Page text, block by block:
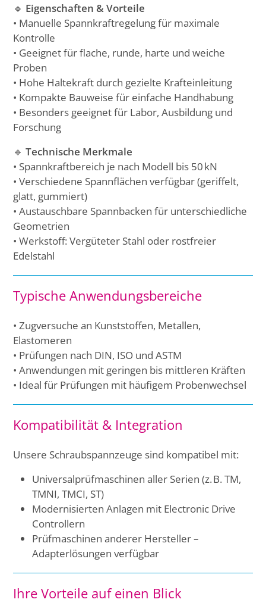
🔹 Eigenschaften & Vorteile
• Manuelle Spannkraftregelung für maximale
Kontrolle
• Geeignet für flache, runde, harte und weiche
Proben
• Hohe Haltekraft durch gezielte Krafteinleitung
• Kompakte Bauweise für einfache Handhabung
• Besonders geeignet für Labor, Ausbildung und
Forschung
🔹Technische Merkmale
• Spannkraftbereich je nach Modell bis 50 kN
• Verschiedene Spannflächen verfügbar (geriffelt,
glatt, gummiert)
• Austauschbare Spannbacken für unterschiedliche
Geometrien
• Werkstoff: Vergüteter Stahl oder rostfreier
Edelstahl
Typische Anwendungsbereiche
• Zugversuche an Kunststoffen, Metallen,
Elastomeren
• Prüfungen nach DIN, ISO und ASTM
• Anwendungen mit geringen bis mittleren Kräften
• Ideal für Prüfungen mit häufigem Probenwechsel
Kompatibilität & Integration
Unsere Schraubspannzeuge sind kompatibel mit:
Universalprüfmaschinen aller Serien (z. B. TM,
TMNI, TMCI, ST)
Modernisierten Anlagen mit Electronic Drive
Controllern
Prüfmaschinen anderer Hersteller –
Adapterlösungen verfügbar
Ihre Vorteile auf einen Blick